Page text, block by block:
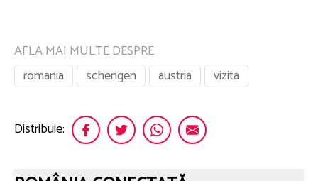
AFLA MAI MULTE DESPRE
romania
schengen austria vizita
Distribuie: